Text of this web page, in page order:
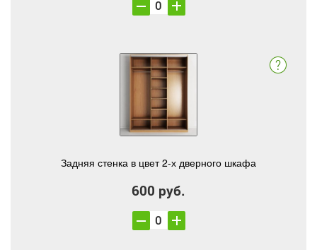
Задняя стенка в цвет 2-х дверного шкафа
600 руб.